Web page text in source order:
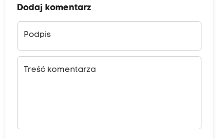
Dodaj komentarz
Podpis
Treść komentarza